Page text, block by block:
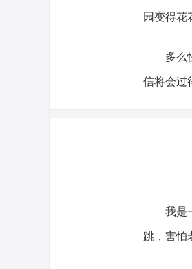
园变得花
多么
信将会过
我是
跳，害怕